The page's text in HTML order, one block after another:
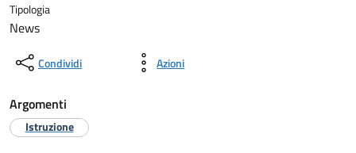
Tipologia
News
Condividi Azioni
Argomenti
Istruzione